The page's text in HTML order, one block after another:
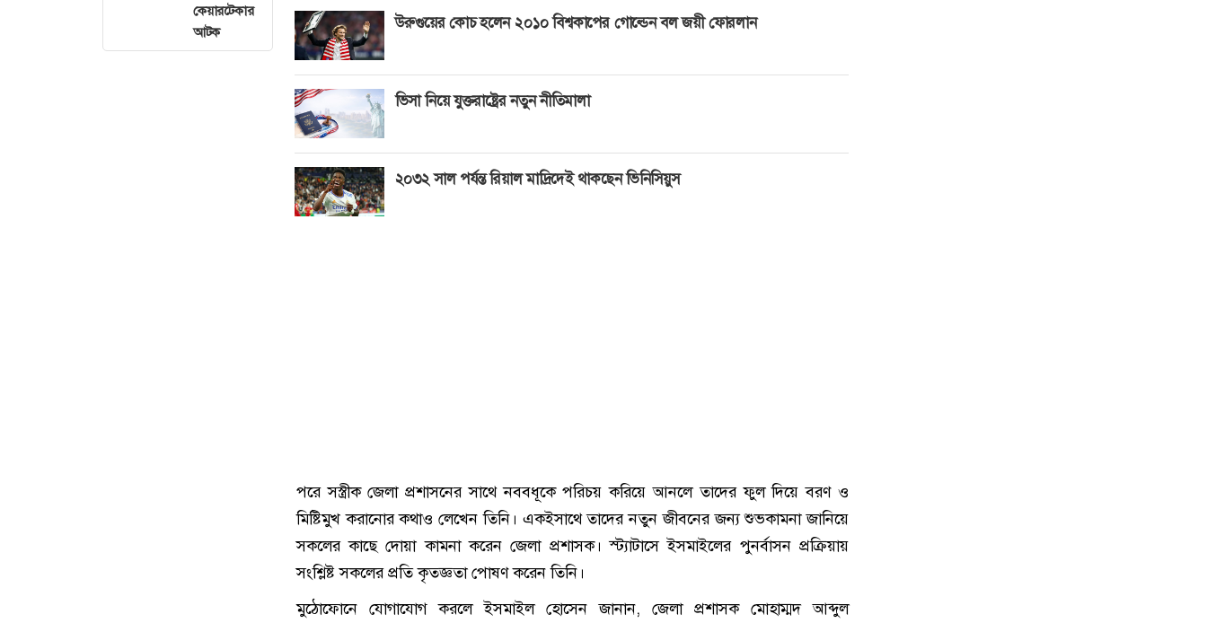
কেয়ারটেকার
আটক
উরুগুয়ের কোচ হলেন ২০১০ বিশ্বকাপের গোল্ডেন বল জয়ী ফোরলান
ভিসা নিয়ে যুক্তরাষ্ট্রের নতুন নীতিমালা
২০৩২ সাল পর্যন্ত রিয়াল মাদ্রিদেই থাকছেন ভিনিসিয়ুস
পরে সস্ত্রীক জেলা প্রশাসনের সাথে নববধূকে পরিচয় করিয়ে আনলে তাদের ফুল দিয়ে বরণ ও
মিষ্টিমুখ করানোর কথাও লেখেন তিনি। একইসাথে তাদের নতুন জীবনের জন্য শুভকামনা জানিয়ে
সকলের কাছে দোয়া কামনা করেন জেলা প্রশাসক। স্ট্যাটাসে ইসমাইলের পুনর্বাসন প্রক্রিয়ায়
সংশ্লিষ্ট সকলের প্রতি কৃতজ্ঞতা পোষণ করেন তিনি।
মুঠোফোনে যোগাযোগ করলে ইসমাইল হোসেন জানান, জেলা প্রশাসক মোহাম্মদ আব্দুল